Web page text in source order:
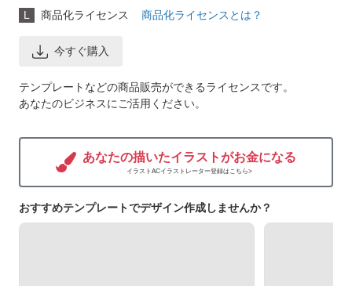
L 商品化ライセンス 商品化ライセンスとは？
今すぐ購入
テンプレートなどの商品販売ができるライセンスです。
あなたのビジネスにご活用ください。
あなたの描いたイラストがお金になる
イラストACイラストレーター登録はこちら>
おすすめテンプレートでデザイン作成しませんか？